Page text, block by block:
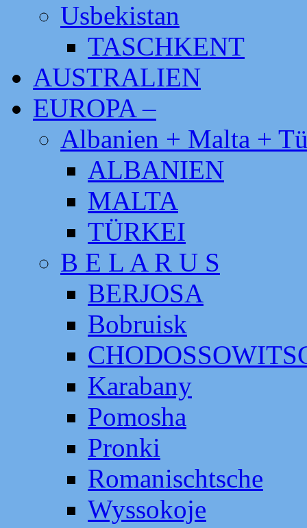
Usbekistan
TASCHKENT
AUSTRALIEN
EUROPA –
Albanien + Malta +
ALBANIEN
MALTA
TÜRKEI
B E L A R U S
BERJOSA
Bobruisk
Karabany
Pomosha
Pronki
Romanischtsche
Wyssokoje